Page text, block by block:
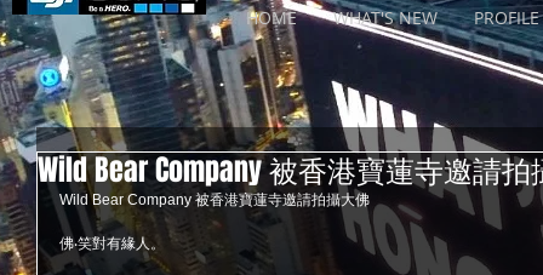
HOME WHAT'S NEW PROFILE
Wild Bear Company 被香港寶蓮寺邀請
Wild Bear Company 被香港寶蓮寺邀請拍攝大佛
佛‧笑對有緣人。